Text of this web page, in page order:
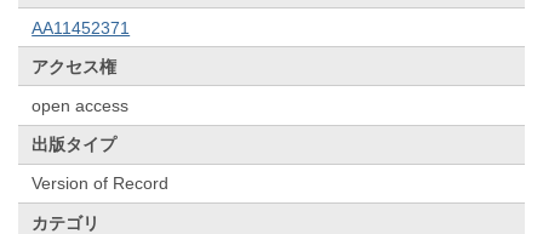
AA11452371
アクセス権
open access
出版タイプ
Version of Record
カテゴリ